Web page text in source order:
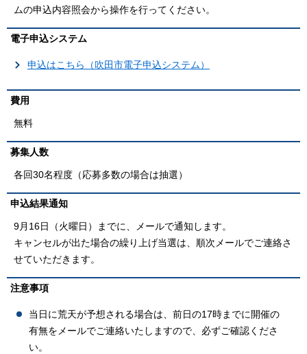
ムの申込内容照会から操作を行ってください。
電子申込システム
申込はこちら（吹田市電子申込システム）
費用
無料
募集人数
各回30名程度（応募多数の場合は抽選）
申込結果通知
9月16日（火曜日）までに、メールで通知します。
キャンセルが出た場合の繰り上げ当選は、順次メールでご連絡さ
せていただきます。
注意事項
当日に荒天が予想される場合は、前日の17時までに開催の
有無をメールでご連絡いたしますので、必ずご確認くださ
い。